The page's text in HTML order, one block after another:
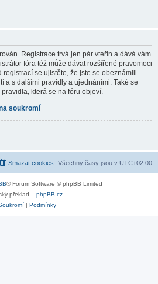
Registrace trvá jen pár vteřin a dává vám
fóra též může dávat rozšířené pravomoci
se ujistěte, že jste se obeznámili
a s dalšími pravidly a ujednáními. Také se
která se na fóru objeví.
soukromí
Všechny časy jsou v UTC+02:00
Smazat cookies
® Forum Software © phpBB Limited
překlad – phpBB.cz
| Podmínky